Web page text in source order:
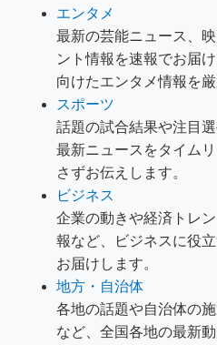
エンタメ
最新の芸能ニュース、
ント情報を速報でお届
向けたエンタメ情報を
スポーツ
話題の試合結果や注目
最新ニュースをタイム
さずお伝えします。
ビジネス
企業の動きや経済トレ
報など、ビジネスに役
お届けします。
地方・自治体
各地の話題や自治体の
など、全国各地の最新